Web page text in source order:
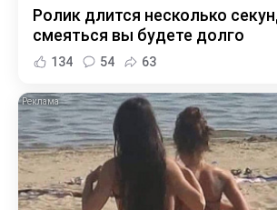
Ролик длится несколько
смеяться вы будете долго
134 54 63